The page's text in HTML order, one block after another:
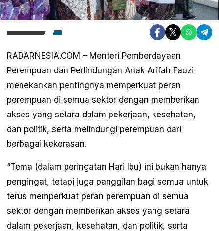
RADARNESIA.COM – Menteri Pemberdayaan
Perempuan dan Perlindungan Anak Arifah Fauzi
menekankan pentingnya memperkuat peran
perempuan di semua sektor dengan memberikan
akses yang setara dalam pekerjaan, kesehatan,
dan politik, serta melindungi perempuan dari
berbagai kekerasan.
“Tema (dalam peringatan Hari Ibu) ini bukan hanya
pengingat, tetapi juga panggilan bagi semua untuk
terus memperkuat peran perempuan di semua
sektor dengan memberikan akses yang setara
dalam pekerjaan, kesehatan, dan politik, serta